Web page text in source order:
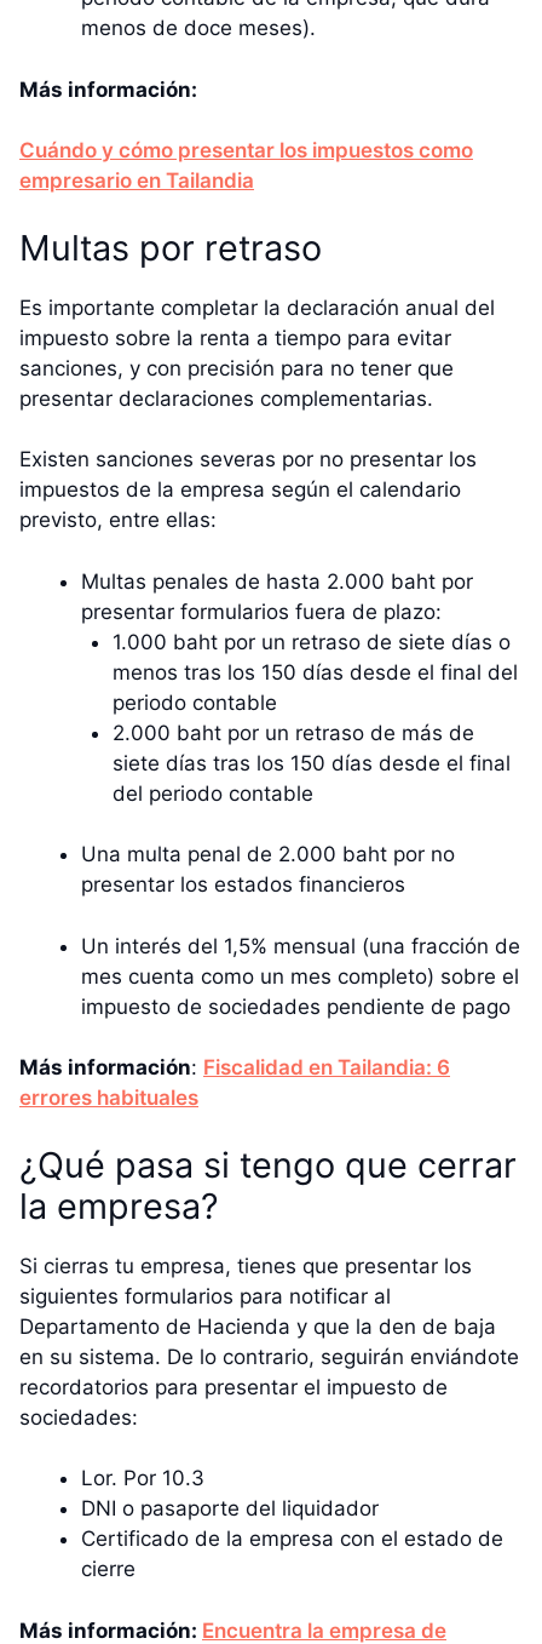
menos de doce meses).
Más información:
Cuándo y cómo presentar los impuestos como
empresario en Tailandia
Multas por retraso
Es importante completar la declaración anual del
impuesto sobre la renta a tiempo para evitar
sanciones, y con precisión para no tener que
presentar declaraciones complementarias.
Existen sanciones severas por no presentar los
impuestos de la empresa según el calendario
previsto, entre ellas:
Multas penales de hasta 2.000 baht por
presentar formularios fuera de plazo:
1.000 baht por un retraso de siete días o
menos tras los 150 días desde el final del
periodo contable
2.000 baht por un retraso de más de
siete días tras los 150 días desde el final
del periodo contable
Una multa penal de 2.000 baht por no
presentar los estados financieros
Un interés del 1,5% mensual (una fracción de
mes cuenta como un mes completo) sobre el
impuesto de sociedades pendiente de pago
Más información: Fiscalidad en Tailandia: 6
errores habituales
¿Qué pasa si tengo que cerrar
la empresa?
Si cierras tu empresa, tienes que presentar los
siguientes formularios para notificar al
Departamento de Hacienda y que la den de baja
en su sistema. De lo contrario, seguirán enviándote
recordatorios para presentar el impuesto de
sociedades:
Lor. Por 10.3
DNI o pasaporte del liquidador
Certificado de la empresa con el estado de
cierre
Más información: Encuentra la empresa de